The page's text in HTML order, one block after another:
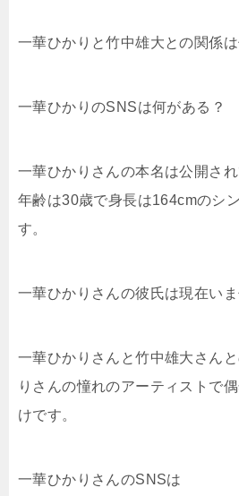
一華ひかりと竹中雄大との関係は
一華ひかりのSNSは何がある？
一華ひかりさんの本名は公開さ
年齢は30歳で身長は164cmのシ
す。
一華ひかりさんの彼氏は現在い
一華ひかりさんと竹中雄大さん
りさんの憧れのアーティストで
けです。
一華ひかりさんのSNSは